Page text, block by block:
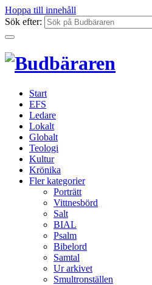
Hoppa till innehåll
Sök efter:
Start
EFS
Ledare
Lokalt
Globalt
Teologi
Kultur
Krönika
Fler kategorier
Porträtt
Vittnesbörd
Salt
BIAL
Psalm
Bibelord
Samtal
Ur arkivet
Smultronställen